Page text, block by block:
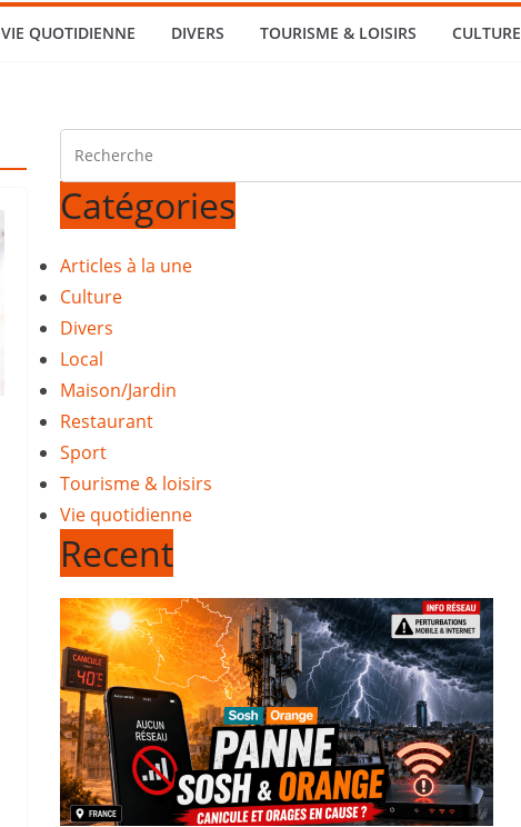
VIE QUOTIDIENNE DIVERS TOURISME & LOISIRS CULTURE
Catégories
Articles à la une
Culture
Divers
Local
Maison/Jardin
Restaurant
Sport
Tourisme & loisirs
Vie quotidienne
Recent